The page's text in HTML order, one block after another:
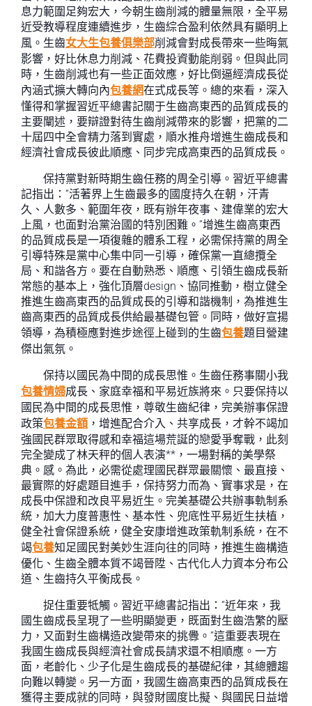
息力範圍足夠宏大，今朝生齒削減的體量無限，全平易
近受教導程度連續進步，生齒綜合盈利依然具有顯明上
風。生齒女大生包養俱樂部削減會對成長帶來一些晦氣
影響，好比休息力削減、花費投資動能削弱。但與此同
時，生齒削減也有一些正面效應，好比倒逼經濟成長從
內涵式擴大轉向內包養網在式成長等。總的來看，深入
懂得和掌握習近平總書記關于生齒高東西的品質成長的
主要闡述，要辯證對待生齒削減帶來的影響，把黨的二
十屆四中全會精力落到實處，順水推舟增進生齒成長和
經濟社會成長彼此順應、同步完成高東西的品質成長。
保持黨對新時期生齒任務的周全引導。習近平總書
記指出：“活著界上生齒最多的國度持久在朝，汗青
久、人數多、範圍年夜，既有辦年夜事、建偉業的宏大
上風，也面對治黨治國的特別困難。”增進生齒高東西
的品質成長是一項復雜的體系工程，必需保持黨的周全
引導特殊是黨中心集中同一引導，確保黨一直總攬全
局、和諧各方。要在自動熟悉、順應、引領生齒成長新
常態的基本上，強化頂層design、協同推動，樹立健全
推進生齒高東西的品質成長的引導和諧機制，為推進生
齒高東西的品質成長供給最基礎包管。同時，做好宣揚
領導，為積極應對進步途徑上碰到的生齒包養題目營建
傑出氣氛。
保持以國民為中間的成長思惟。生齒任務事關小我
包養情婦成長、家庭幸福和平易近族將來。只要保持以
國民為中間的成長思惟，尊敬生齒紀律，完美辦事保證
政策包養金額 ，增進配合介入、共享成長，才幹不竭加
強國民群眾取得感和幸福這場荒誕的戀愛爭奪戰，此刻
完全變成了林天秤的個人表演**，一場對稱的美學祭
典。感。為此，必需從處理國民群眾最關懷、最直接、
最實際的好處題目進手，保持努力而為、實事求是，在
成長中保證和改良平易近生。完美基礎公共辦事軌制系
統，加大力度普惠性、基本性、兜底性平易近生扶植，
健全社會保證系統，健全安康增進政策軌制系統，在不
竭包養知足國民對美妙生涯向往的同時，推進生齒構造
優化、生齒全體本質不竭晉陞、古代化人力資本分布公
道、生齒持久平衡成長。
捉住重要牴觸。習近平總書記指出：“近年來，我
國生齒成長呈現了一些明顯變更，既面對生齒浩繁的壓
力，又面對生齒構造改變帶來的挑釁。”這重要表現在
我國生齒成長與經濟社會成長請求還不相順應。一方
面，老齡化、少子化是生齒成長的基礎紀律，其總體趨
向難以轉變。另一方面，我國生齒高東西的品質成長在
獲得主要成就的同時，與發財國度比擬、與國民日益增